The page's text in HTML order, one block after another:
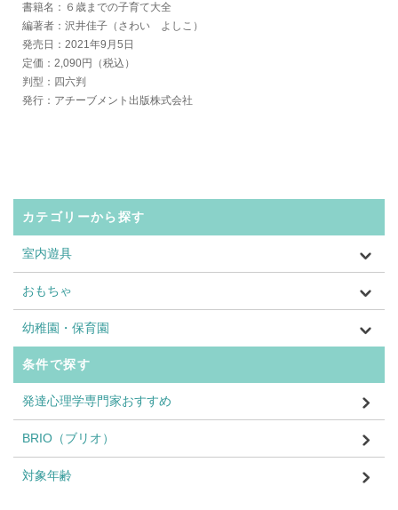
書籍名：６歳までの子育て大全
編著者：沢井佳子（さわい よしこ）
発売日：2021年9月5日
定価：2,090円（税込）
判型：四六判
発行：アチーブメント出版株式会社
カテゴリーから探す
室内遊具
おもちゃ
幼稚園・保育園
条件で探す
発達心理学専門家おすすめ
BRIO（ブリオ）
対象年齢